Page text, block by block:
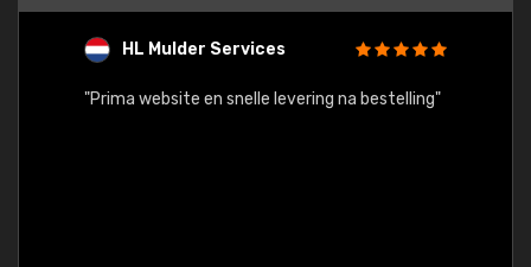
HL Mulder Services
"Prima website en snelle levering na bestelling"